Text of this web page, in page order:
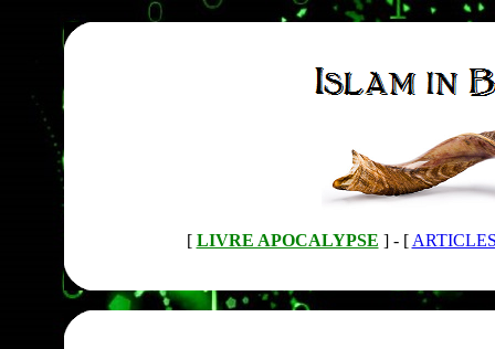
[ LIVRE APOCALYPSE ] - [